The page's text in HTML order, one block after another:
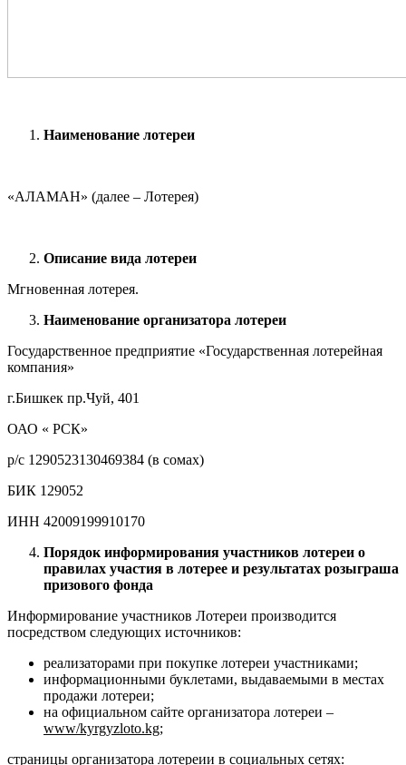
Наименование лотереи
«АЛАМАН» (далее – Лотерея)
Описание вида лотереи
Мгновенная лотерея.
Наименование организатора лотереи
Государственное предприятие «Государственная лотерейная
компания»
г.Бишкек пр.Чуй, 401
ОАО « РСК»
р/с 1290523130469384 (в сомах)
БИК 129052
ИНН 42009199910170
Порядок информирования участников лотереи о
правилах участия в лотерее и результатах розыграша
призового фонда
Информирование участников Лотереи производится
посредством следующих источников:
реализаторами при покупке лотереи участниками;
информационными буклетами, выдаваемыми в местах
продажи лотереи;
на официальном сайте организатора лотереи –
www/kyrgyzloto.kg;
страницы организатора лотереии в социальных сетях: